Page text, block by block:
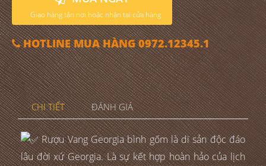
Giao hàng tận nơi hoặc nhận tại cửa hàng
HOTLINE MUA HÀNG 0972.12345.1
CHI TIẾT ĐÁNH GIÁ
Rượu Vang Georgia bình gốm là di sản độc đáo
lâu đời xứ Georgia. Là sự kết hợp hoàn hảo của lịch